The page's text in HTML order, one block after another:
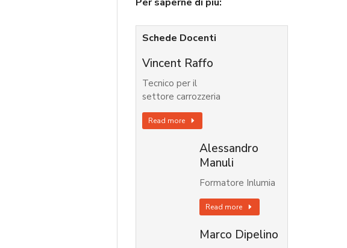
Schede Docenti
Vincent Raffo
Tecnico per il
settore carrozzeria
Read more
Alessandro
Manuli
Formatore Inlumia
Read more
Marco Dipelino